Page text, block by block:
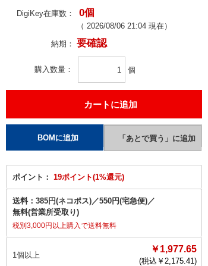
DigiKey在庫数： 0個
（ 2026/08/06 21:04 現在）
納期： 要確認
購入数量 個
ポイント： 19ポイント(1%還元)
送料： 385円(ネコポス)／550円(宅急便)／
無料(営業所受取り)
税別3,000円以上購入で送料無料
1個以上
￥1,977.65
(税込￥ 2,175.41)